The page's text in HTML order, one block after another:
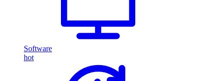
Software
hot